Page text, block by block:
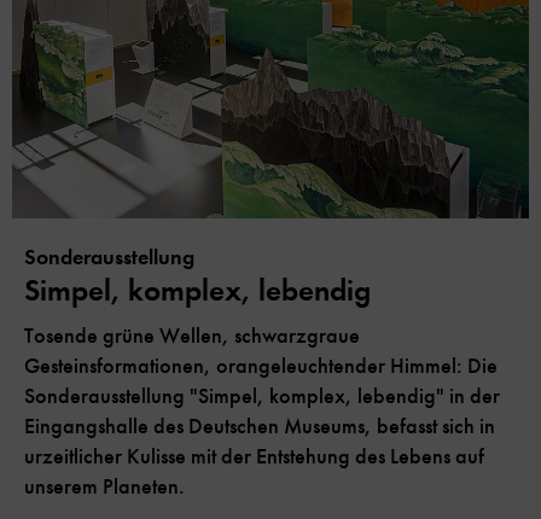
Sonderausstellung
Simpel, komplex, lebendig
Tosende grüne Wellen, schwarzgraue
Gesteinsformationen, orangeleuchtender Himmel: Die
Sonderausstellung "Simpel, komplex, lebendig" in der
Eingangshalle des Deutschen Museums, befasst sich in
urzeitlicher Kulisse mit der Entstehung des Lebens auf
unserem Planeten.